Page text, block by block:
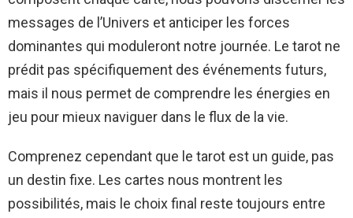
messages de l’Univers et anticiper les forces
dominantes qui moduleront notre journée. Le tarot ne
prédit pas spécifiquement des événements futurs,
mais il nous permet de comprendre les énergies en
jeu pour mieux naviguer dans le flux de la vie.
Comprenez cependant que le tarot est un guide, pas
un destin fixe. Les cartes nous montrent les
possibilités, mais le choix final reste toujours entre